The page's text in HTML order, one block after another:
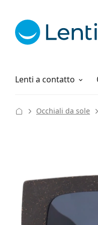
Lenti a contatto
Soluzioni
Tutto sugli acquisti
Occhiali da sole